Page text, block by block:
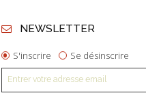
NEWSLETTER
S'inscrire Se désinscrire